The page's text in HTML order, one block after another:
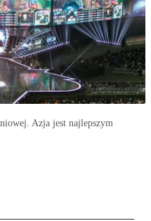
Azja jest najlepszym